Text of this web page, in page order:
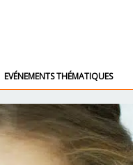
EVÉNEMENTS THÉMATIQUES